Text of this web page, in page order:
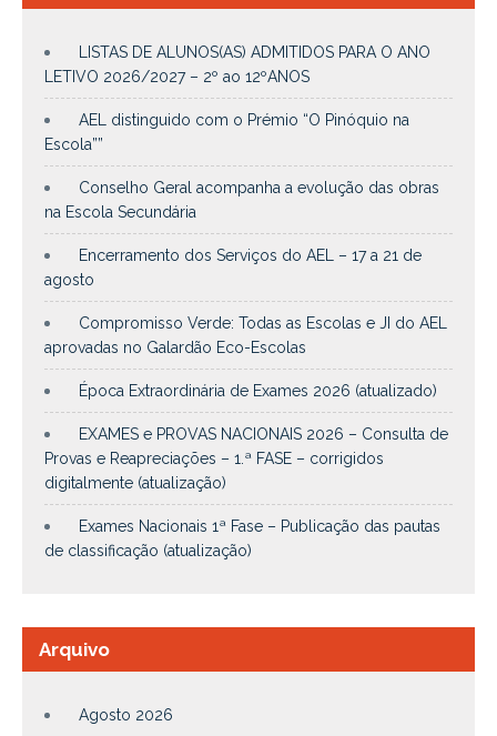
LISTAS DE ALUNOS(AS) ADMITIDOS PARA O ANO
LETIVO 2026/2027 – 2º ao 12ºANOS
AEL distinguido com o Prémio “O Pinóquio na
Escola””
Conselho Geral acompanha a evolução das obras
na Escola Secundária
Encerramento dos Serviços do AEL – 17 a 21 de
agosto
Compromisso Verde: Todas as Escolas e JI do AEL
aprovadas no Galardão Eco-Escolas
Época Extraordinária de Exames 2026 (atualizado)
EXAMES e PROVAS NACIONAIS 2026 – Consulta de
Provas e Reapreciações – 1.ª FASE – corrigidos
digitalmente (atualização)
Exames Nacionais 1ª Fase – Publicação das pautas
de classificação (atualização)
Arquivo
Agosto 2026